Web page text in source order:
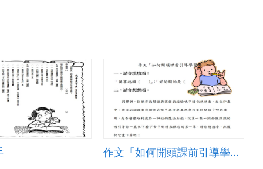
作文「如何開頭課前引導學習單」